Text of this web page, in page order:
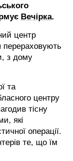
Вечірка.
центр
перераховують
з дому
та
центру
тісну
які
операції.
те, що їм